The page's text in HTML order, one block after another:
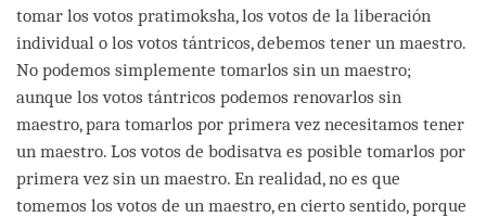
tomar los votos pratimoksha, los votos de la liberación
individual o los votos tántricos, debemos tener un maestro.
No podemos simplemente tomarlos sin un maestro;
aunque los votos tántricos podemos renovarlos sin
maestro, para tomarlos por primera vez necesitamos tener
un maestro. Los votos de bodisatva es posible tomarlos por
primera vez sin un maestro. En realidad, no es que
tomemos los votos de un maestro, en cierto sentido, porque